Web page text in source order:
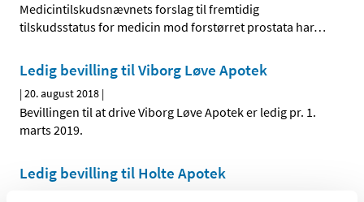
Medicintilskudsnævnets forslag til fremtidig
tilskudsstatus for medicin mod forstørret prostata har…
Ledig bevilling til Viborg Løve Apotek
|20. august 2018 |
Bevillingen til at drive Viborg Løve Apotek er ledig pr. 1.
marts 2019.
Ledig bevilling til Holte Apotek